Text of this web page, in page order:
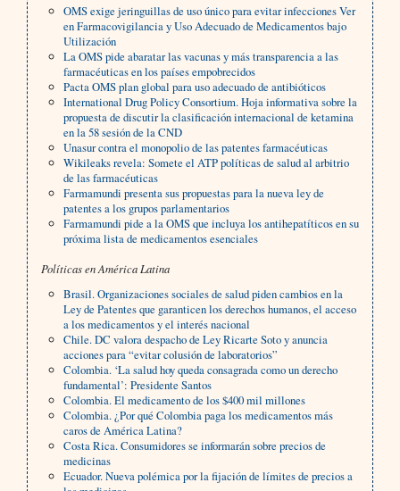
OMS exige jeringuillas de uso único para evitar infecciones Ver
en Farmacovigilancia y Uso Adecuado de Medicamentos bajo
Utilización
La OMS pide abaratar las vacunas y más transparencia a las
farmacéuticas en los países empobrecidos
Pacta OMS plan global para uso adecuado de antibióticos
International Drug Policy Consortium. Hoja informativa sobre la
propuesta de discutir la clasificación internacional de ketamina
en la 58 sesión de la CND
Unasur contra el monopolio de las patentes farmacéuticas
Wikileaks revela: Somete el ATP políticas de salud al arbitrio
de las farmacéuticas
Farmamundi presenta sus propuestas para la nueva ley de
patentes a los grupos parlamentarios
Farmamundi pide a la OMS que incluya los antihepatíticos en su
próxima lista de medicamentos esenciales
Políticas en América Latina
Brasil. Organizaciones sociales de salud piden cambios en la
Ley de Patentes que garanticen los derechos humanos, el acceso
a los medicamentos y el interés nacional
Chile. DC valora despacho de Ley Ricarte Soto y anuncia
acciones para “evitar colusión de laboratorios”
Colombia. ‘La salud hoy queda consagrada como un derecho
fundamental’: Presidente Santos
Colombia. El medicamento de los $400 mil millones
Colombia. ¿Por qué Colombia paga los medicamentos más
caros de América Latina?
Costa Rica. Consumidores se informarán sobre precios de
medicinas
Ecuador. Nueva polémica por la fijación de límites de precios a